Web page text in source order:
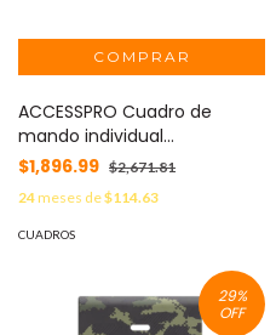
ACCESSPRO Cuadro de
mando individual
compatible con motores
XBSPK03SI MOD: XBS-PK03-
CBOX
$1,896.99 $2,671.81
24meses de$114.63
CUADROS
29%
OFF